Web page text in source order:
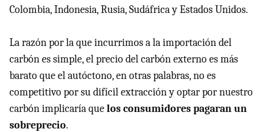
Colombia, Indonesia, Rusia, Sudáfrica y Estados Unidos.
La razón por la que incurrimos a la importación del
carbón es simple, el precio del carbón externo es más
barato que el autóctono, en otras palabras, no es
competitivo por su difícil extracción y optar por nuestro
carbón implicaría quelos consumidores pagaran un
sobreprecio.